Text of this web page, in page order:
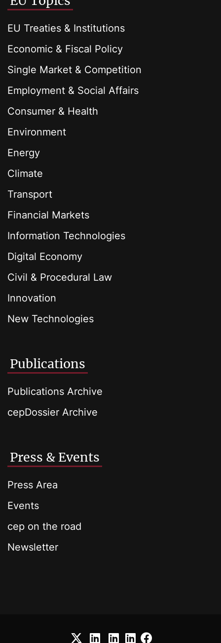
EU Treaties & Institutions
Economic & Fiscal Policy
Single Market & Competition
Employment & Social Affairs
Consumer & Health
Environment
Energy
Climate
Transport
Financial Markets
Information Technologies
Digital Economy
Civil & Procedural Law
Innovation
New Technologies
Publications
Publications Archive
cepDossier Archive
Press & Events
Press Area
Events
cep on the road
Newsletter